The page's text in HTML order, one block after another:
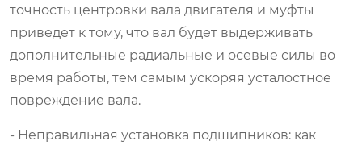
точность центровки вала двигателя и муфты
приведет к тому, что вал будет выдерживать
дополнительные радиальные и осевые силы во
время работы, тем самым ускоряя усталостное
повреждение вала.
- Неправильная установка подшипников: как